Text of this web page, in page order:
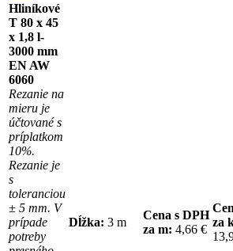
Hliníkové
T 80 x 45
x 1,8 l-
3000 mm
EN AW
6060
Rezanie na
mieru je
účtované s
príplatkom
10%.
Rezanie je
s
toleranciou
± 5 mm. V
prípade
potreby
Dĺžka: 3 m
Cena s DPH
za m: 4,66 €
za